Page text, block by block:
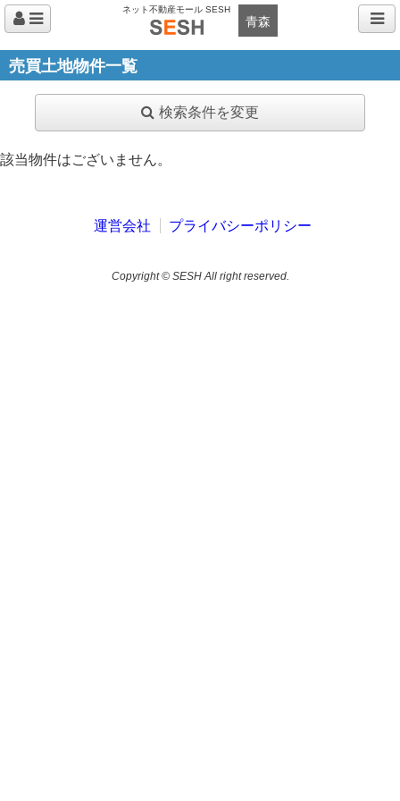
ネット不動産モール SESH
青森
売買土地物件一覧
検索条件を変更
該当物件はございません。
運営会社 プライバシーポリシー
Copyright © SESH All right reserved.